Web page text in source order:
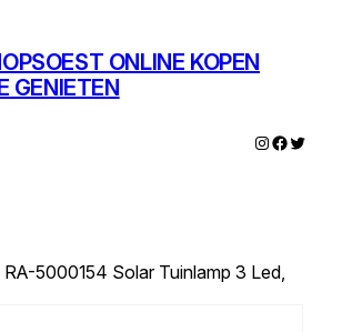
ONLINE KOPEN
GENIETEN
Instagram
Twitter
5000154 Solar Tuinlamp 3 Led,